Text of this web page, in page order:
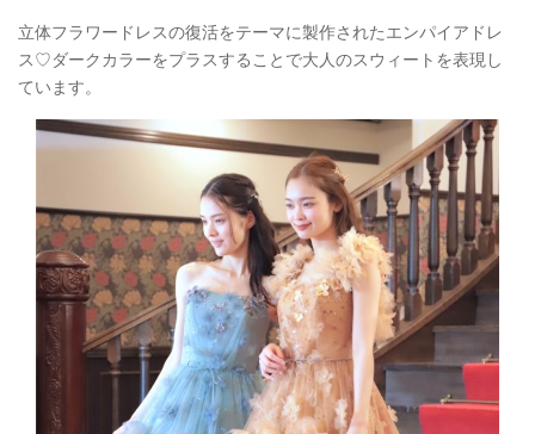
立体フラワードレスの復活をテーマに製作されたエンパイアドレ
ス♡ダークカラーをプラスすることで大人のスウィートを表現し
ています。